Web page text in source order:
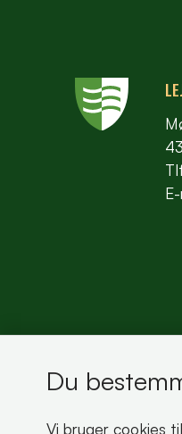
Bemærk!
Du
Vi bruger cookies